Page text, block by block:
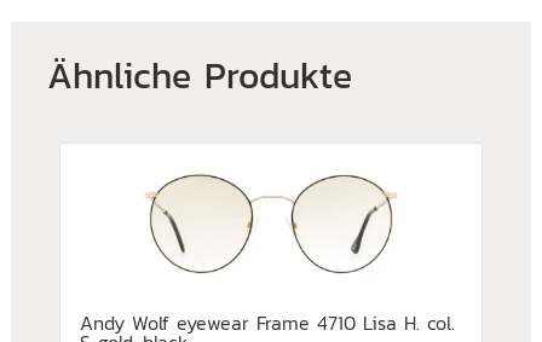
Ähnliche Produkte
Andy Wolf eyewear Frame 4710 Lisa H. col.